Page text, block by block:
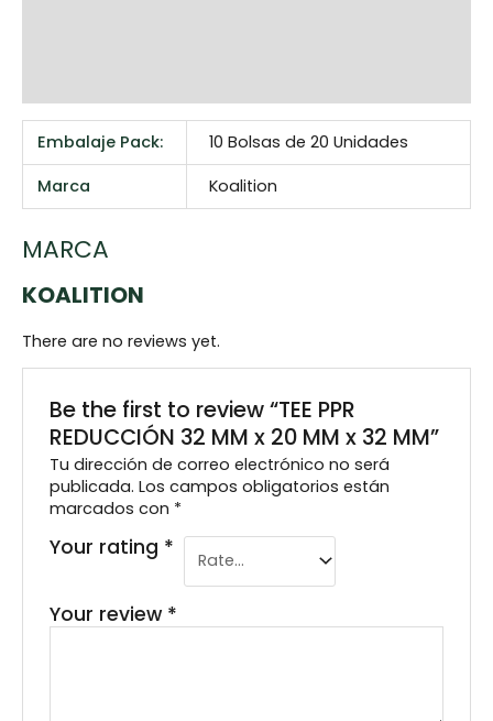
Embalaje Pack:
10 Bolsas de 20 Unidades
Marca
Koalition
MARCA
KOALITION
There are no reviews yet.
Be the first to review “TEE PPR
REDUCCIÓN 32 MM x 20 MM x 32 MM”
Tu dirección de correo electrónico no será
publicada. Los campos obligatorios están
marcados con *
Your rating *
Your review *